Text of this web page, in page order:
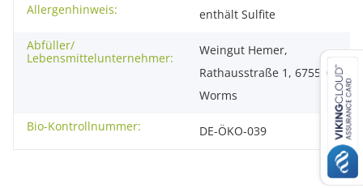
Allergenhinweis:
enthält Sulfite
Abfüller/
Lebensmittelunternehmer:
Weingut Hemer,
Rathausstraße 1, 67550
Worms
Bio-Kontrollnummer:
DE-ÖKO-039